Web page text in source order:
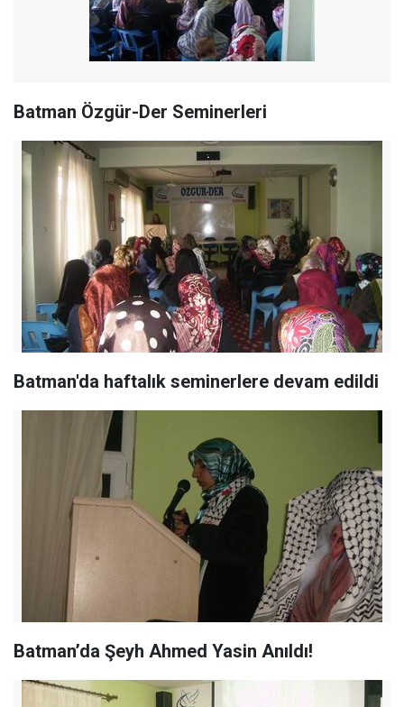
Batman Özgür-Der Seminerleri
Batman'da haftalık seminerlere devam edildi
Batman’da Şeyh Ahmed Yasin Anıldı!